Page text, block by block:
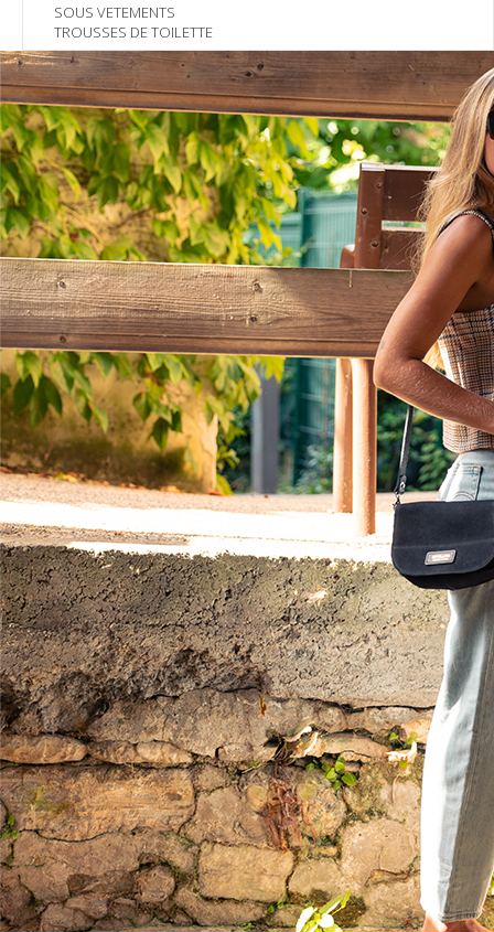
SOUS VETEMENTS
TROUSSES DE TOILETTE